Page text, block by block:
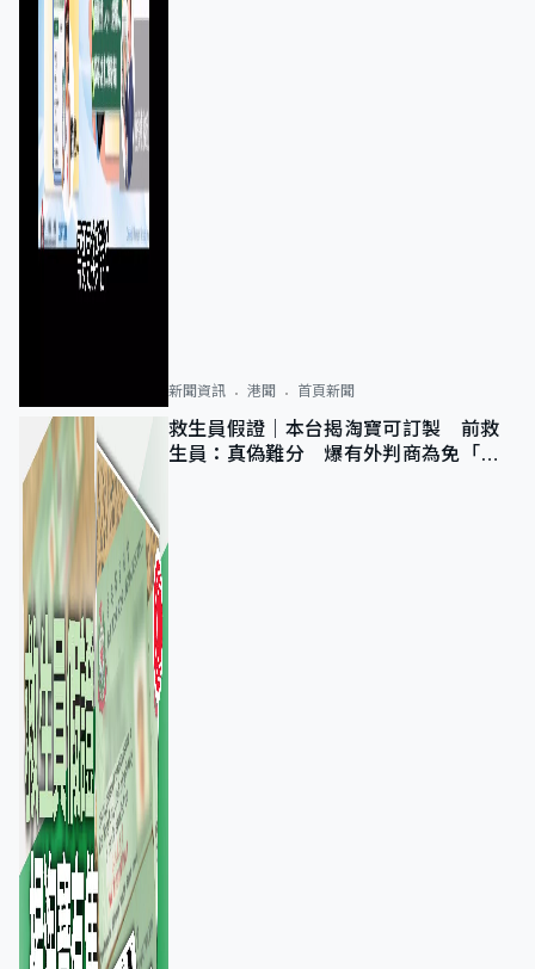
新聞資訊 港聞 首頁新聞
救生員假證｜本台揭淘寶可訂製 前救
生員：真偽難分 爆有外判商為免「封